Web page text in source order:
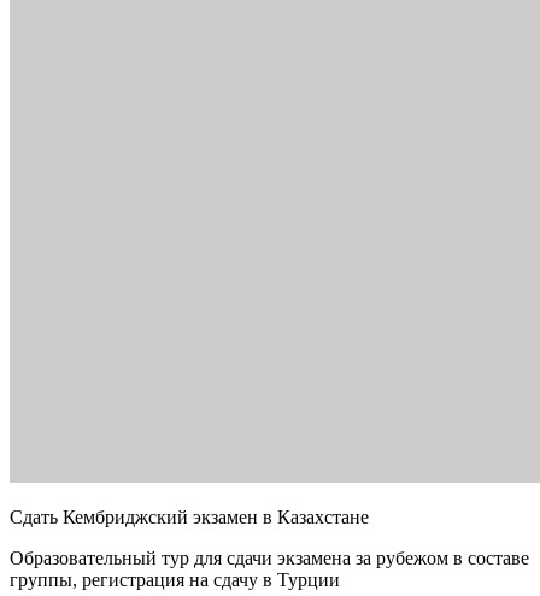
Сдать Кембриджский экзамен в Казахстане
Образовательный тур для сдачи экзамена за рубежом в составе
группы, регистрация на сдачу в Турции